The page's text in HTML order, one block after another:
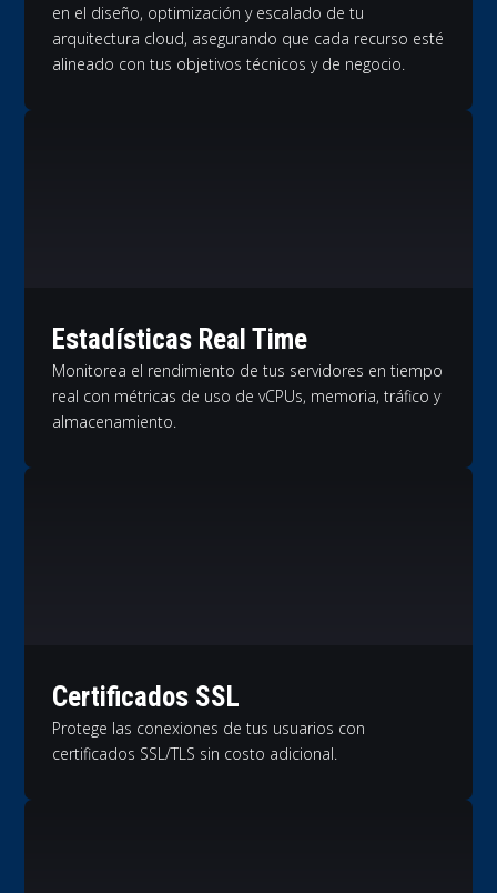
en el diseño, optimización y escalado de tu
arquitectura cloud, asegurando que cada recurso esté
alineado con tus objetivos técnicos y de negocio.
Estadísticas Real Time
Monitorea el rendimiento de tus servidores en tiempo
real con métricas de uso de vCPUs, memoria, tráfico y
almacenamiento.
Certificados SSL
Protege las conexiones de tus usuarios con
certificados SSL/TLS sin costo adicional.